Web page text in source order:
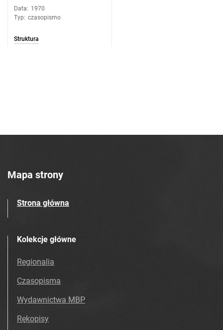
Data: 1970
Typ: czasopismo
Struktura
Mapa strony
Strona główna
Kolekcje główne
Regionalia
Czasopisma
Wydawnictwa MBP
Rękopisy